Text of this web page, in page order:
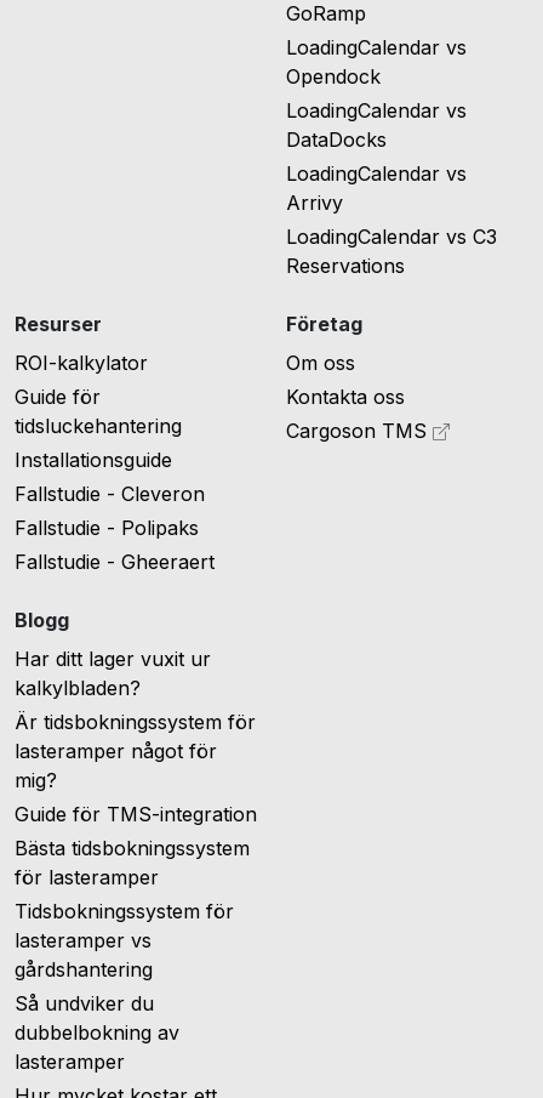
GoRamp
LoadingCalendar vs
Opendock
LoadingCalendar vs
DataDocks
LoadingCalendar vs
Arrivy
LoadingCalendar vs C3
Reservations
Resurser
ROI-kalkylator
Guide för
tidsluckehantering
Installationsguide
Fallstudie - Cleveron
Fallstudie - Polipaks
Fallstudie - Gheeraert
Blogg
Har ditt lager vuxit ur
kalkylbladen?
Är tidsbokningssystem för
lasteramper något för
mig?
Guide för TMS-integration
Bästa tidsbokningssystem
för lasteramper
Tidsbokningssystem för
lasteramper vs
gårdshantering
Så undviker du
dubbelbokning av
lasteramper
Företag
Om oss
Kontakta oss
Cargoson TMS